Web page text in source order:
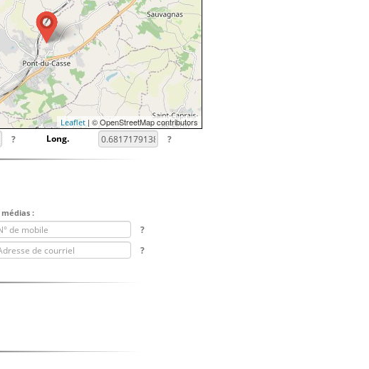
Leaflet | © OpenStreetMap contributors
? Long. ?
:
?
?